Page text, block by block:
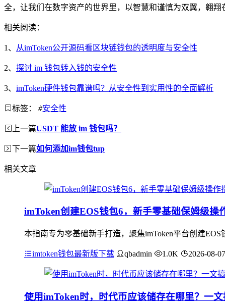
全，让我们在数字资产的世界里，以智慧和谨慎为双翼，翱翔
相关阅读：
1、 从imToken公开源码看区块链钱包的透明度与安全性
2、 探讨 im 钱包转入钱的安全性
3、 imToken硬件钱包靠谱吗？从安全性到实用性的全面解析
标签： #安全性
上一篇USDT 能放 im 钱包吗？
下一篇如何添加im钱包tup
相关文章
imToken创建EOS钱包6，新手零基础保姆级操
本指南专为零基础新手打造，聚焦imToken平台创建
imtoken钱包最新版下载 qbadmin 1.0K 2026-08-07
使用imToken时，时代币应该储存在哪里？一